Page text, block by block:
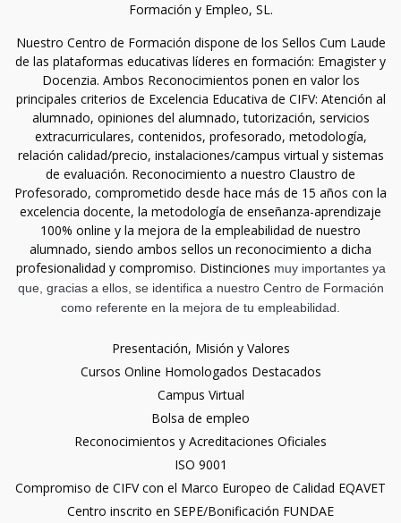
Formación y Empleo, SL.
Nuestro Centro de Formación dispone de los Sellos Cum Laude
de las plataformas educativas líderes en formación: Emagister y
Docenzia. Ambos Reconocimientos ponen en valor los
principales criterios de Excelencia Educativa de CIFV: Atención al
alumnado, opiniones del alumnado, tutorización, servicios
extracurriculares, contenidos, profesorado, metodología,
relación calidad/precio, instalaciones/campus virtual y sistemas
de evaluación. Reconocimiento a nuestro Claustro de
Profesorado, comprometido desde hace más de 15 años con la
excelencia docente, la metodología de enseñanza-aprendizaje
100% online y la mejora de la empleabilidad de nuestro
alumnado, siendo ambos sellos un reconocimiento a dicha
profesionalidad y compromiso. Distinciones muy importantes ya
que, gracias a ellos, se identifica a nuestro Centro de Formación
como referente en la mejora de tu empleabilidad.
Presentación, Misión y Valores
Cursos Online Homologados Destacados
Campus Virtual
Bolsa de empleo
Reconocimientos y Acreditaciones Oficiales
ISO 9001
Compromiso de CIFV con el Marco Europeo de Calidad EQAVET
Centro inscrito en SEPE/Bonificación FUNDAE